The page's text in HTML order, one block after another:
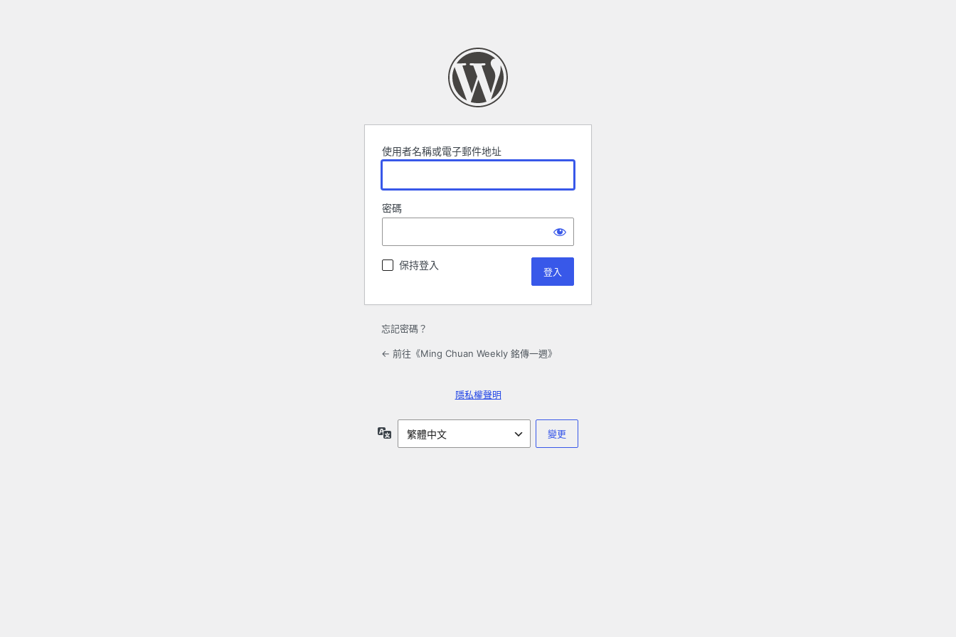
使用者名稱或電子郵件地址
密碼
保持登入
忘記密碼？
← 前往《Ming Chuan Weekly 銘傳一週》
隱私權聲明
言